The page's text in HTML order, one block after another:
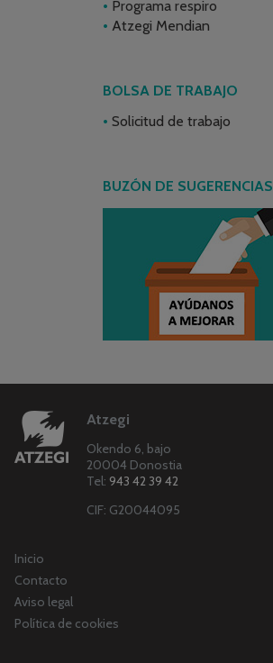
Programa respiro
Atzegi Mendian
BOLSA DE TRABAJO
Solicitud de trabajo
BUZÓN DE SUGERENCIAS
Atzegi
Okendo 6, bajo
20004 Donostia
Tel: 943 42 39 42
CIF: G20044095
Inicio
Contacto
Aviso legal
Política de cookies